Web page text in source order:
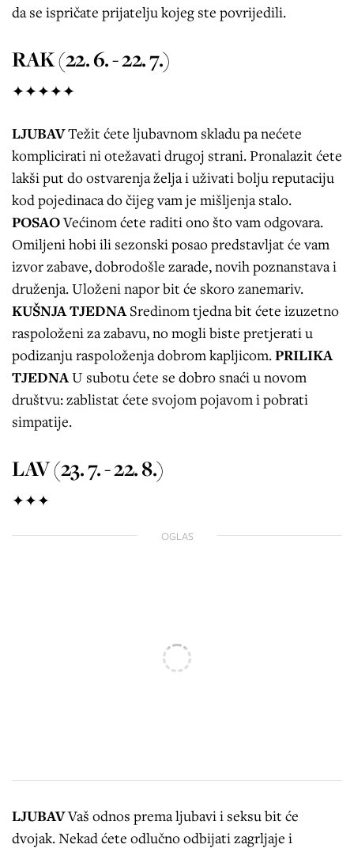
da se ispričate prijatelju kojeg ste povrijedili.
RAK (22. 6. - 22. 7.)
✦✦✦✦✦
LJUBAVTežit ćete ljubavnom skladu pa nećete
komplicirati ni otežavati drugoj strani. Pronalazit ćete
lakši put do ostvarenja želja i uživati bolju reputaciju
kod pojedinaca do čijeg vam je mišljenja stalo.
POSAOVećinom ćete raditi ono što vam odgovara.
Omiljeni hobi ili sezonski posao predstavljat će vam
izvor zabave, dobrodošle zarade, novih poznanstava i
druženja. Uloženi napor bit će skoro zanemariv.
KUŠNJA TJEDNASredinom tjedna bit ćete izuzetno
raspoloženi za zabavu, no mogli biste pretjerati u
podizanju raspoloženja dobrom kapljicom.PRILIKA
TJEDNAU subotu ćete se dobro snaći u novom
društvu: zablistat ćete svojom pojavom i pobrati
simpatije.
LAV (23. 7. - 22. 8.)
✦✦✦
OGLAS
LJUBAVVaš odnos prema ljubavi i seksu bit će
dvojak. Nekad ćete odlučno odbijati zagrljaje i